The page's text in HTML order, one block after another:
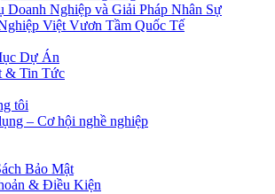
Doanh Nghiệp và Giải Pháp Nhân Sự
Việt Vươn Tầm Quốc Tế
Dự Án
& Tin Tức
tôi
– Cơ hội nghề nghiệp
Bảo Mật
& Điều Kiện